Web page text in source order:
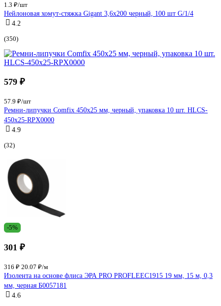
1.3 ₽/шт
Нейлоновая хомут-стяжка Gigant 3,6х200 черный, 100 шт G/1/4
4.2
(350)
579 ₽
57.9 ₽/шт
Ремни-липучки Comfix 450x25 мм, черный, упаковка 10 шт. HLCS-
450х25-RPX0000
4.9
(32)
-5%
301 ₽
316 ₽ 20.07 ₽/м
Изолента на основе флиса ЭРА PRO PROFLEEC1915 19 мм, 15 м, 0,3
мм, черная Б0057181
4.6